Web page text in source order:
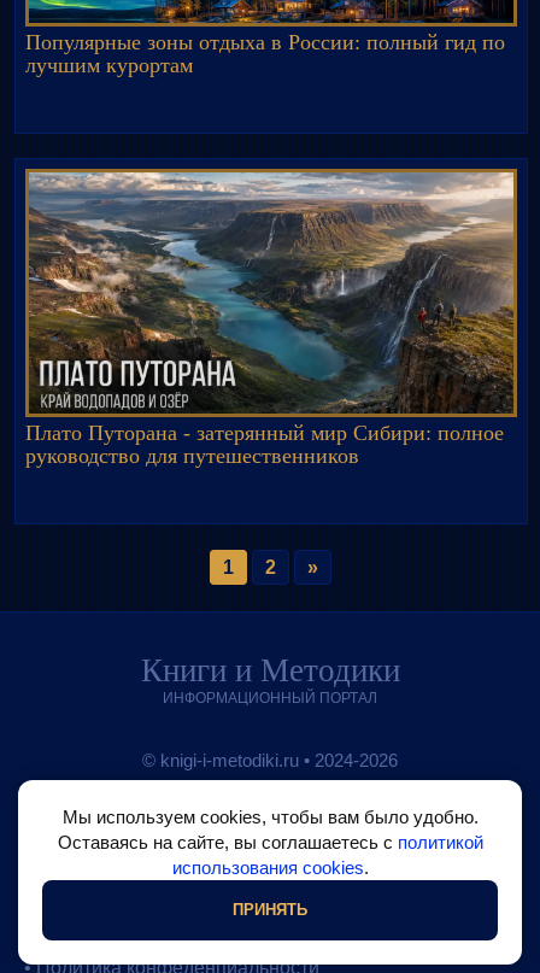
Популярные зоны отдыха в России: полный гид по
лучшим курортам
Плато Путорана - затерянный мир Сибири: полное
руководство для путешественников
1 2 »
Книги и Методики
ИНФОРМАЦИОННЫЙ ПОРТАЛ
© knigi-i-metodiki.ru • 2024-2026
О проекте
Блог на Boosty
Обратная связь
Политика использования cookie
•Политика конфеденциальности
Мы используем cookies, чтобы вам было удобно.
Оставаясь на сайте, вы соглашаетесь с политикой
использования cookies.
ПРИНЯТЬ